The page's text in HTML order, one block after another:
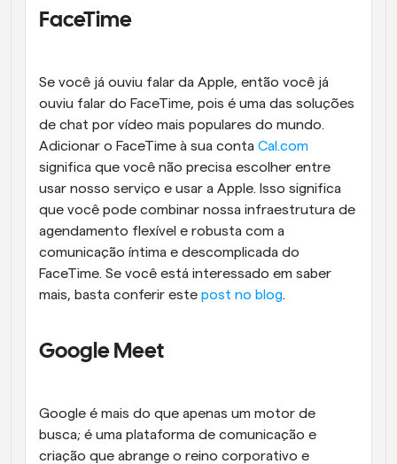
FaceTime
Se você já ouviu falar da Apple, então você já
ouviu falar do FaceTime, pois é uma das soluções
de chat por vídeo mais populares do mundo.
Adicionar o FaceTime à sua conta Cal.com
significa que você não precisa escolher entre
usar nosso serviço e usar a Apple. Isso significa
que você pode combinar nossa infraestrutura de
agendamento flexível e robusta com a
comunicação íntima e descomplicada do
FaceTime. Se você está interessado em saber
mais, basta conferir este post no blog.
Google Meet
Google é mais do que apenas um motor de
busca; é uma plataforma de comunicação e
criação que abrange o reino corporativo e